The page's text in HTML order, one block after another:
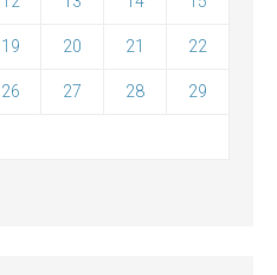
19 20 21 22
26 27 28 29